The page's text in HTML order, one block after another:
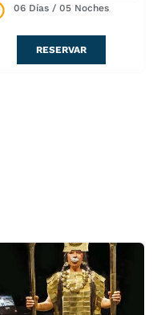
a los alrededores de
Pichu, donde explorará
terrazas agrícolas
al Inti Punku “Puerta
donde obtendrá una
06 Días / 05 Noches
RESERVAR